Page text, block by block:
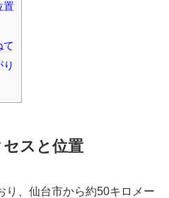
置
て
スと位置
り、仙台市から約50キロメー